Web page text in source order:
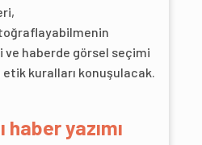
ve haberde görsel seçimi
etik kuralları konuşulacak.
yazımı